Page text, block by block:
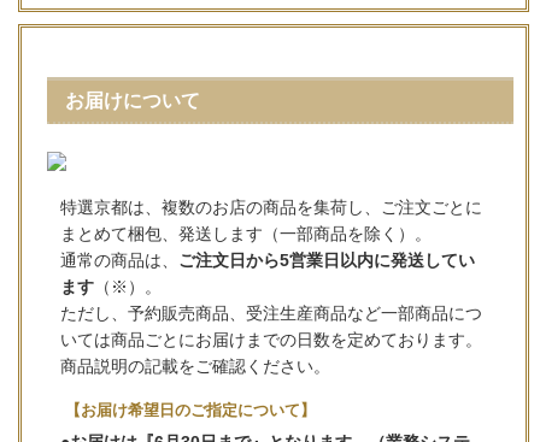
お届けについて
特選京都は、複数のお店の商品を集荷し、ご注文ごとに
まとめて梱包、発送します（一部商品を除く）。
通常の商品は、 ご注文日から5営業日以内に発送してい
ます （※）。
ただし、予約販売商品、受注生産商品など一部商品につ
いては商品ごとにお届けまでの日数を定めております。
商品説明の記載をご確認ください。
【お届け希望日のご指定について】